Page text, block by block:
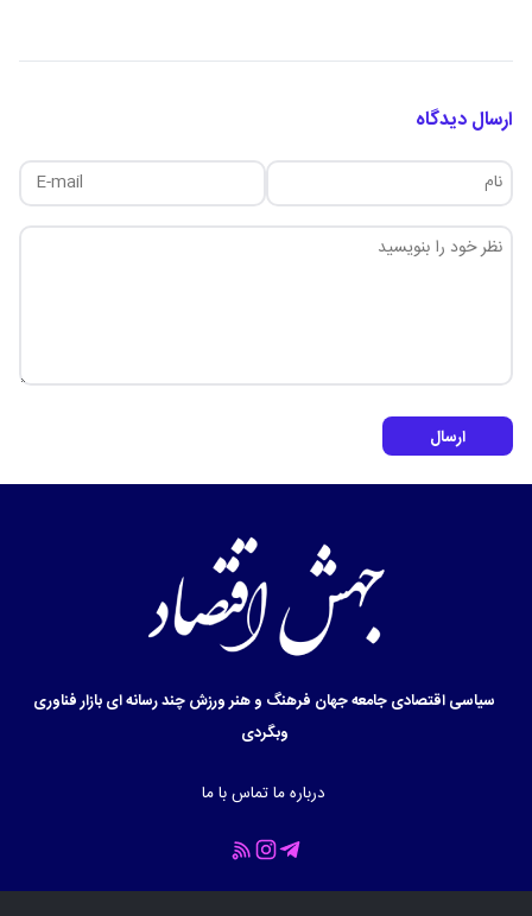
ارسال دیدگاه
ارسال
سیاسیاقتصادیجامعهجهان فرهنگ و هنرورزشچند رسانه ایبازارفناوری
وبگردی
درباره ماتماس با ما